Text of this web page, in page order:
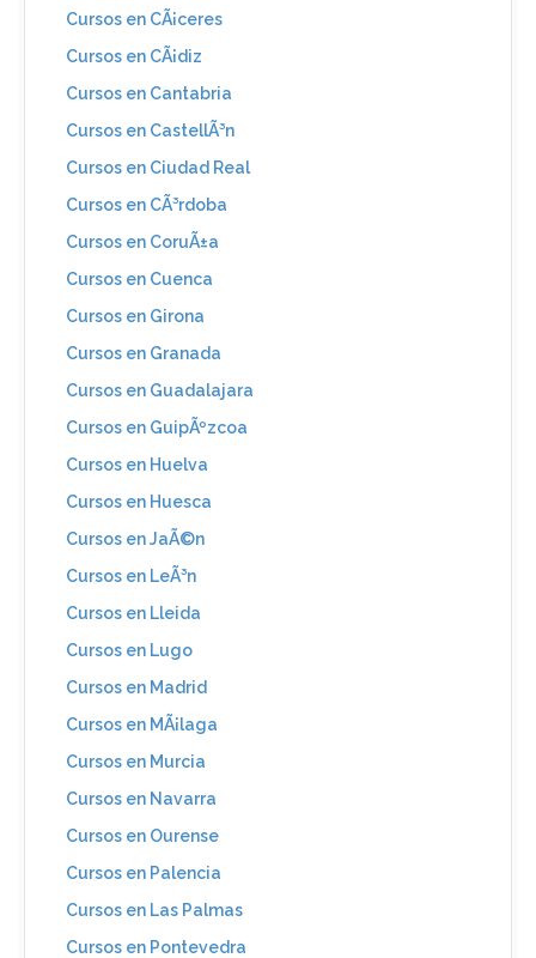
Cursos en CÃ¡ceres
Cursos en CÃ¡diz
Cursos en Cantabria
Cursos en CastellÃ³n
Cursos en Ciudad Real
Cursos en CÃ³rdoba
Cursos en CoruÃ±a
Cursos en Cuenca
Cursos en Girona
Cursos en Granada
Cursos en Guadalajara
Cursos en GuipÃºzcoa
Cursos en Huelva
Cursos en Huesca
Cursos en JaÃ©n
Cursos en LeÃ³n
Cursos en Lleida
Cursos en Lugo
Cursos en Madrid
Cursos en MÃ¡laga
Cursos en Murcia
Cursos en Navarra
Cursos en Ourense
Cursos en Palencia
Cursos en Las Palmas
Cursos en Pontevedra